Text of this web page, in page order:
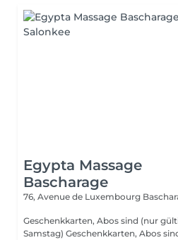
Egypta Massage
Bascharage
76, Avenue de Luxembourg
Geschenkkarten, Abos sind (nur
Samstag) Geschenkkarten, Abos sind (nicht gültig an Sonn-